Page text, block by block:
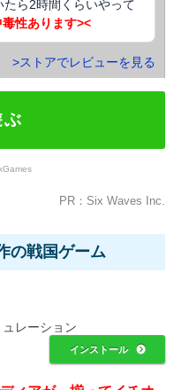
ら2時間くらいやって
毒性あります><
>ストアでレビューを見る
PR：Six Waves Inc.
の戦国ゲーム
レーション
インストール